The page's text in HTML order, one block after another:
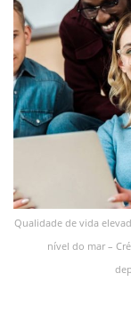
Qualidade de vida
nível do mar –